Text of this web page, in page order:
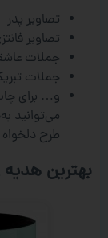
تصاویر پدر
تصاویر
جملات
جملات
و… برای
می‌توانید
طرح
بهترین هدیه